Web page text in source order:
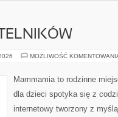
MOŻLIWOŚĆ
Mammamia to rodzinne
dla dzieci spotyka się z
internetowy tworzony z